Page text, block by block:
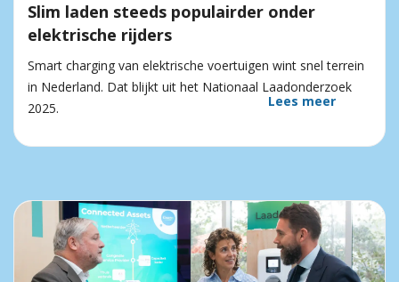
Slim laden steeds populairder onder
elektrische rijders
Smart charging van elektrische voertuigen wint snel terrein
in Nederland. Dat blijkt uit het Nationaal Laadonderzoek
2025.
Lees meer